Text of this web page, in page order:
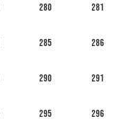
280 281
285 286
290 291
295 296